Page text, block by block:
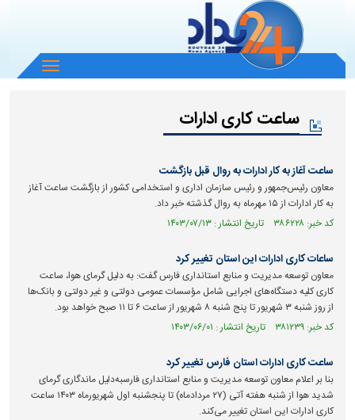
باز
و
ساعت کاری ادارات
ساعت آغاز به کار ادارات به روال قبل بازگشت
معاون رئیس‌جمهور و رئیس سازمان اداری و استخدامی کشور از بازگشت ساعت آغاز
به کار ادارات از ۱۵ مهرماه به روال گذشته خبر داد.
کد خبر: ۳۸۶۲۲۸ تاریخ انتشار : ۱۴۰۳/۰۷/۱۳
ساعات کاری ادارات این استان تغییر کرد
معاون توسعه مدیریت و منابع استانداری فارس گفت: به دلیل گرمای هوا، ساعت
کاری کلیه دستگاه‌های اجرایی شامل مؤسسات عمومی دولتی و غیر دولتی و بانک‌ها
از روز شنبه ۳ شهریور تا پنج شنبه ۸ شهریور از ساعت ۶ تا ۱۱ صبح خواهد بود.
کد خبر: ۳۸۱۲۳۹ تاریخ انتشار : ۱۴۰۳/۰۶/۰۱
ساعت کاری ادارات استان فارس تغییر کرد
بنا بر اعلام معاون توسعه مدیریت و منابع استانداری فارسبه‌دلیل ماندگاری گرمای
شدید هوا از شنبه هفته آتی (۲۷ مردادماه) تا پنجشنبه اول شهریورماه ۱۴۰۳ ساعت
کاری ادارات این استان تغییر می‌کند.